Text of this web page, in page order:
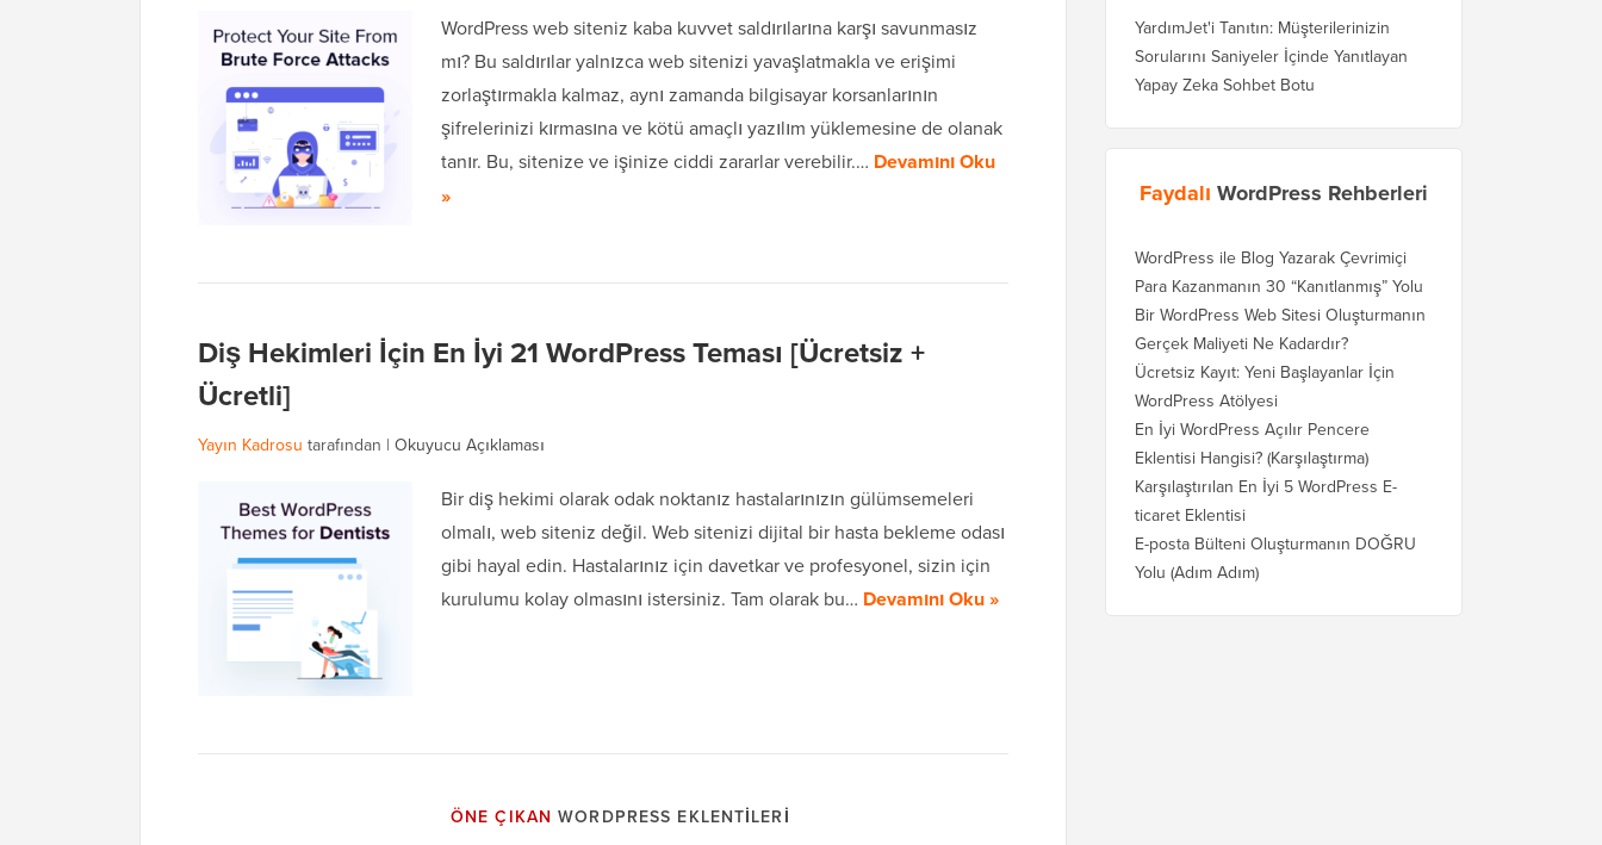
WordPress web siteniz kaba kuvvet saldırılarına karşı savunmasız
mı? Bu saldırılar yalnızca web sitenizi yavaşlatmakla ve erişimi
zorlaştırmakla kalmaz, aynı zamanda bilgisayar korsanlarının
şifrelerinizi kırmasına ve kötü amaçlı yazılım yüklemesine de olanak
tanır. Bu, sitenize ve işinize ciddi zararlar verebilir.… Devamını Oku
»
Diş Hekimleri İçin En İyi 21 WordPress Teması [Ücretsiz +
Ücretli]
Yayın Kadrosu tarafından | Okuyucu Açıklaması
Bir diş hekimi olarak odak noktanız hastalarınızın gülümsemeleri
olmalı, web siteniz değil. Web sitenizi dijital bir hasta bekleme odası
gibi hayal edin. Hastalarınız için davetkar ve profesyonel, sizin için
kurulumu kolay olmasını istersiniz. Tam olarak bu… Devamını Oku »
ÖNE ÇIKAN WORDPRESS EKLENTILERI
YardımJet'i Tanıtın: Müşterilerinizin
Sorularını Saniyeler İçinde Yanıtlayan
Yapay Zeka Sohbet Botu
Faydalı WordPress Rehberleri
WordPress ile Blog Yazarak Çevrimiçi
Para Kazanmanın 30 “Kanıtlanmış” Yolu
Bir WordPress Web Sitesi Oluşturmanın
Gerçek Maliyeti Ne Kadardır?
Ücretsiz Kayıt: Yeni Başlayanlar İçin
WordPress Atölyesi
En İyi WordPress Açılır Pencere
Eklentisi Hangisi? (Karşılaştırma)
Karşılaştırılan En İyi 5 WordPress E-
ticaret Eklentisi
E-posta Bülteni Oluşturmanın DOĞRU
Yolu (Adım Adım)